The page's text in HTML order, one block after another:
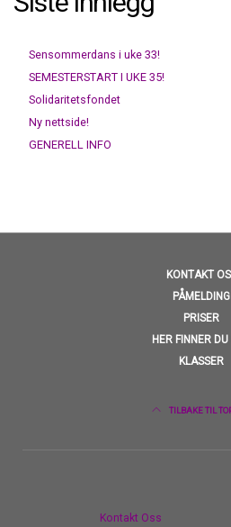
Sensommerdans i uke 33!
SEMESTERSTART I UKE 35!
Solidaritetsfondet
Ny nettside!
GENERELL INFO
KONTAKT
PÅMELDING
PRISER
HER FINNER DU
KLASSER
TILBAKE TIL
Kontakt Oss